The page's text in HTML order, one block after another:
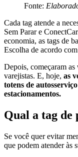
Fonte:
Cada tag atende a
Sem Parar e
economia, as tags de
Escolha de acordo
Depois, começaram as
varejistas. E, hoje, as
totens de
estacionamentos.
Qual a tag de
Se você quer evitar
que podem atender às